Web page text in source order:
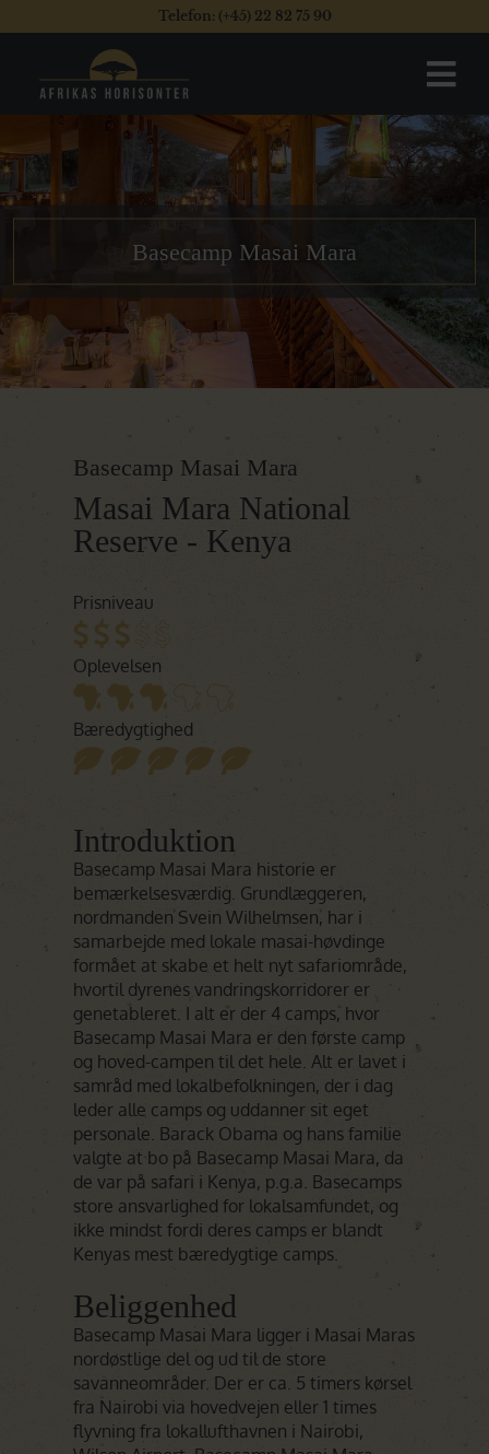
Telefon: (+45) 22 82 75 90
Basecamp Masai Mara
Basecamp Masai Mara
Masai Mara National
Reserve - Kenya
Prisniveau
Oplevelsen
Bæredygtighed
Introduktion
Basecamp Masai Mara historie er
bemærkelsesværdig. Grundlæggeren,
nordmanden Svein Wilhelmsen, har i
samarbejde med lokale masai-høvdinge
formået at skabe et helt nyt safariområde,
hvortil dyrenes vandringskorridorer er
genetableret. I alt er der 4 camps, hvor
Basecamp Masai Mara er den første camp
og hoved-campen til det hele. Alt er lavet i
samråd med lokalbefolkningen, der i dag
leder alle camps og uddanner sit eget
personale. Barack Obama og hans familie
valgte at bo på Basecamp Masai Mara, da
de var på safari i Kenya, p.g.a. Basecamps
store ansvarlighed for lokalsamfundet, og
ikke mindst fordi deres camps er blandt
Kenyas mest bæredygtige camps.
Beliggenhed
Basecamp Masai Mara ligger i Masai Maras
nordøstlige del og ud til de store
savanneområder. Der er ca. 5 timers kørsel
fra Nairobi via hovedvejen eller 1 times
flyvning fra lokallufthavnen i Nairobi,